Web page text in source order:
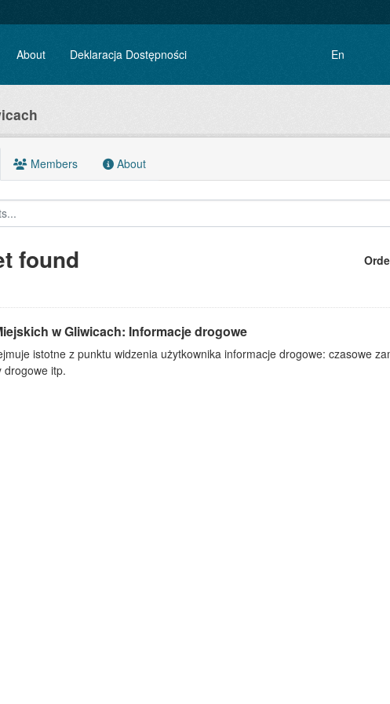
About Deklaracja Dostępności En
Members About
found
w Gliwicach: Informacje drogowe
istotne z punktu widzenia użytkownika informacje drogowe: czasowe
drogowe itp.